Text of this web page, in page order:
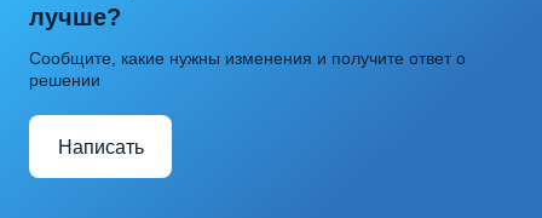
лучше?
Сообщите, какие нужны изменения и получите ответ о
решении
Написать